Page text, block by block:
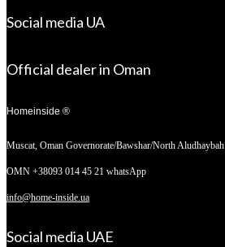
Social media UA
Official dealer in Oman
Homeinside ®
Muscat, Oman Governorate/Bawshar/North
OMN +38093 014 45 21 whatsApp
info@home-inside.ua
Social media UAE